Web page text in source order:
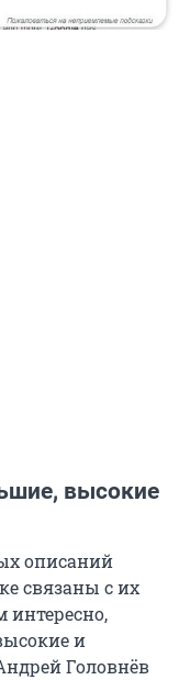
высокие
описаний
связаны с их
и
Головнёв